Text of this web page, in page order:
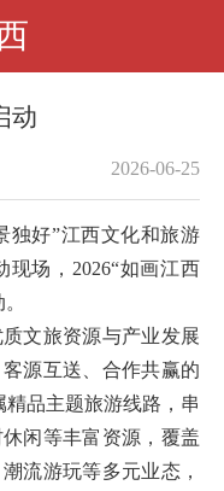
动
2026-06-25
好”江西文化和旅游
现场，2026“如画江西
文旅资源与产业发展
源互送、合作共赢的
品主题旅游线路，串
闲等丰富资源，覆盖
流游玩等多元业态，